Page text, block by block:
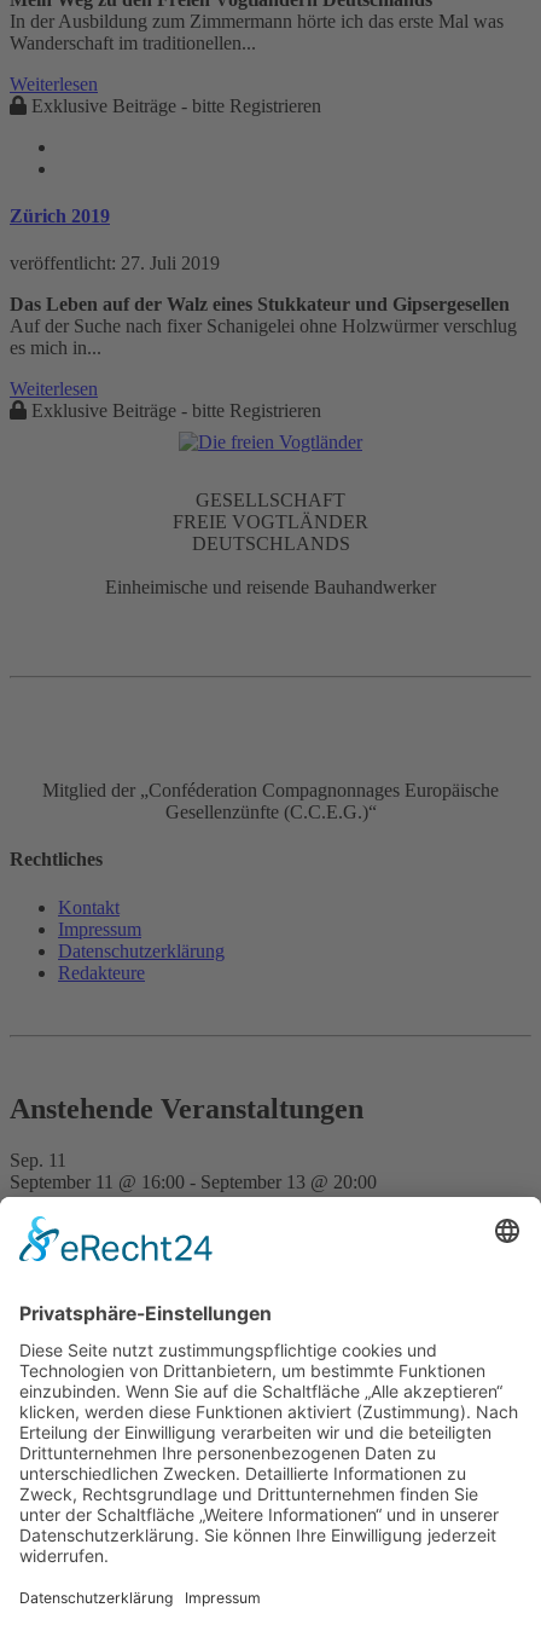
In der Ausbildung zum Zimmermann hörte ich das erste Mal was
Wanderschaft im traditionellen...
Weiterlesen
Exklusive Beiträge - bitte Registrieren
Zürich 2019
veröffentlicht: 27. Juli 2019
Das Leben auf der Walz eines Stukkateur und Gipsergesellen
Auf der Suche nach fixer Schanigelei ohne Holzwürmer verschlug
es mich in...
Weiterlesen
Exklusive Beiträge - bitte Registrieren
GESELLSCHAFT
FREIE VOGTLÄNDER
DEUTSCHLANDS
Einheimische und reisende Bauhandwerker
Mitglied der „Conféderation Compagnonnages Europäische
Gesellenzünfte (C.C.E.G.)“
Rechtliches
Kontakt
Impressum
Datenschutz­erklärung
Redakteure
Anstehende Veranstaltungen
Sep. 11
September 11 @ 16:00 - September 13 @ 20:00
FVD Kongress auf der Bude Gera
Traditionell erste FVD-Weihnachtsfeier auf Bude
Hilpoltstein
Kalender anzeigen
Neueste Beiträge
Þetta Reddast – Wird scho wern 7. August 2026
Erwanderung Simon 27. Juli 2026
Erwanderung Anton
Schiftkurs auf dem Zunfthaus in Hannover 2026